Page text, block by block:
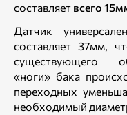
составляет всего
Датчик
составляет 37мм,
существующего
«ноги» бака
переходных
необходимый